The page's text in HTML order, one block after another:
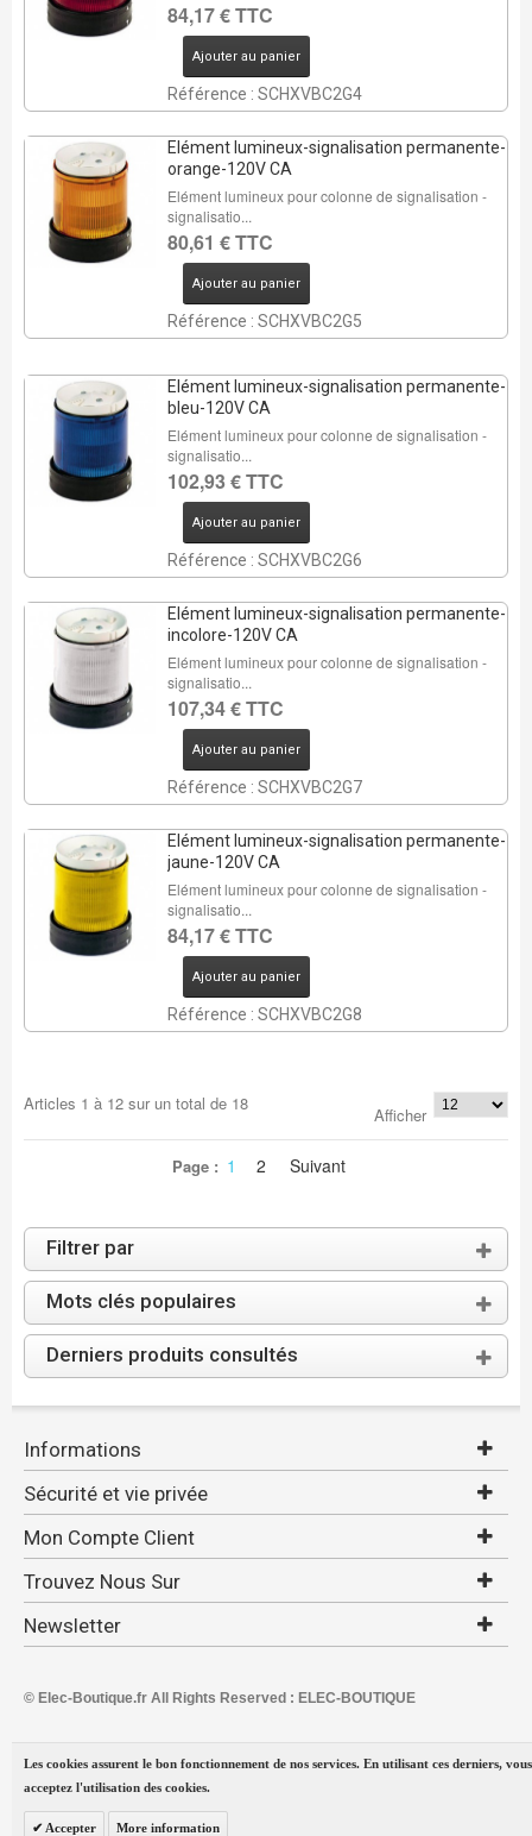
84,17 € TTC
Ajouter au panier
Référence : SCHXVBC2G4
Elément lumineux-signalisation permanente-
orange-120V CA
Elément lumineux pour colonne de signalisation -
signalisatio...
80,61 € TTC
Ajouter au panier
Référence : SCHXVBC2G5
Elément lumineux-signalisation permanente-
bleu-120V CA
Elément lumineux pour colonne de signalisation -
signalisatio...
102,93 € TTC
Ajouter au panier
Référence : SCHXVBC2G6
Elément lumineux-signalisation permanente-
incolore-120V CA
Elément lumineux pour colonne de signalisation -
signalisatio...
107,34 € TTC
Ajouter au panier
Référence : SCHXVBC2G7
Elément lumineux-signalisation permanente-
jaune-120V CA
Elément lumineux pour colonne de signalisation -
signalisatio...
84,17 € TTC
Ajouter au panier
Référence : SCHXVBC2G8
Articles 1 à 12sur un total de 18
Afficher
Page : 1 2 Suivant
Filtrer par
Mots clés populaires
Derniers produits consultés
Informations
Sécurité et vie privée
Mon Compte Client
Trouvez Nous Sur
Newsletter
© Elec-Boutique.fr All Rights Reserved : ELEC-BOUTIQUE
Les cookies assurent le bon fonctionnement de nos services. En utilisant ces derniers, vous
acceptez l'utilisation des cookies.
Accepter More information